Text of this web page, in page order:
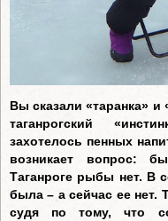
Вы сказали «таранка» и
таганрогский
захотелось пенных
возникает вопрос:
Таганроге рыбы нет. В
была – а сейчас ее нет.
судя по тому, что